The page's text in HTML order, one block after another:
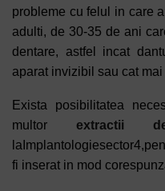
probleme cu felul in care
adulti, de 30-35 de ani
dentare, astfel incat
aparat invizibil sau cat
Exista posibilitatea
multorextractii
la Implantologiesector4,
fi inserat in mod